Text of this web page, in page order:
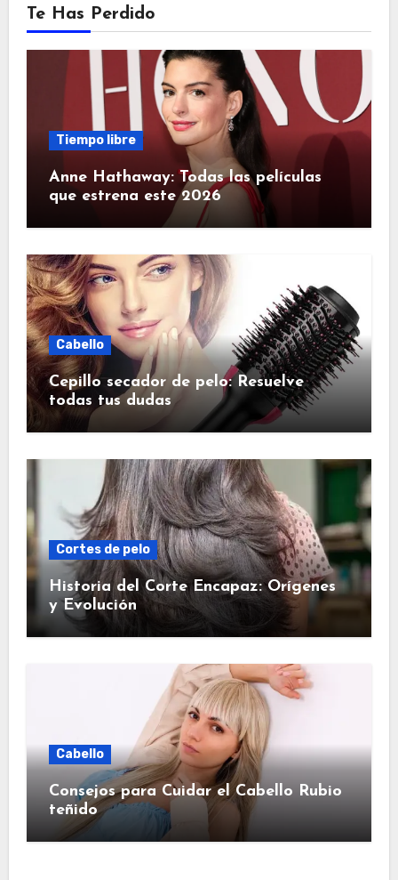
Te Has Perdido
Tiempo libre
Anne Hathaway: Todas las películas
que estrena este 2026
Cabello
Cepillo secador de pelo: Resuelve
todas tus dudas
Cortes de pelo
Historia del Corte Encapaz: Orígenes
y Evolución
Cabello
Consejos para Cuidar el Cabello Rubio
teñido